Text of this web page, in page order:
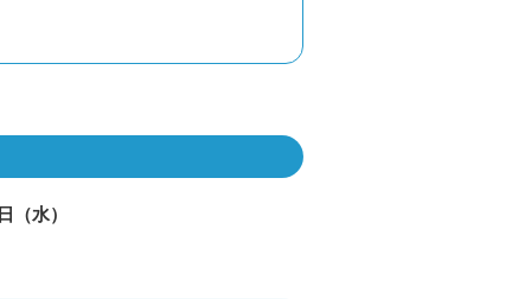
（水）